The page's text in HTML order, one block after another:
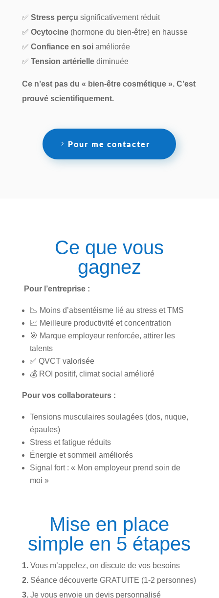
✅ Stress perçu significativement réduit
✅ Ocytocine(hormone du bien-être) en hausse
✅ Confiance en soiaméliorée
✅ Tension artériellediminuée
Ce n’est pas du « bien-être cosmétique ». C’est
prouvé scientifiquement.
Pour me contacter
Ce que vous
gagnez
Pour l’entreprise :
📉 Moins d’absentéisme lié au stress et TMS
📈 Meilleure productivité et concentration
🎯 Marque employeur renforcée, attirer les
talents
✅ QVCT valorisée
💰 ROI positif, climat social amélioré
Pour vos collaborateurs :
Tensions musculaires soulagées (dos, nuque,
épaules)
Stress et fatigue réduits
Énergie et sommeil améliorés
Signal fort : « Mon employeur prend soin de
moi »
Mise en place
simple en 5 étapes
1.Vous m’appelez, on discute de vos besoins
2.Séance découverte GRATUITE (1-2 personnes)
3.Je vous envoie un devis personnalisé